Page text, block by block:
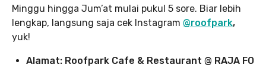
Minggu hingga Jum’at mulai pukul 5 sore. Biar lebih
lengkap, langsung saja cek Instagram @roofpark,
yuk!
Alamat: Roofpark Cafe & Restaurant @ RAJA FO